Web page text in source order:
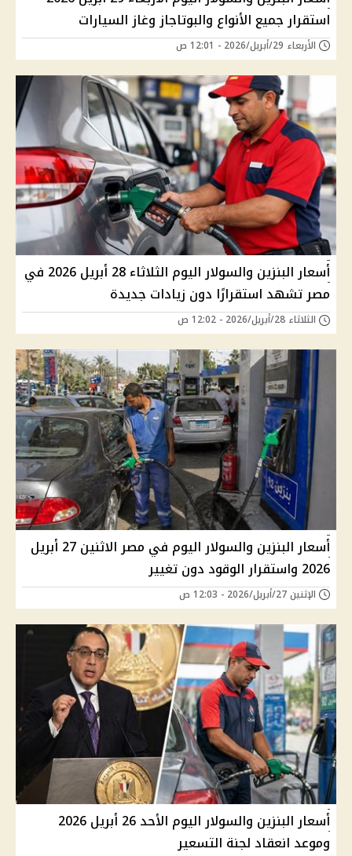
استقرار جميع الأنواع والبوتاجاز وغاز السيارات
الأربعاء 29/أبريل/2026 - 12:01 ص
أسعار البنزين والسولار اليوم الثلاثاء 28 أبريل 2026 في
مصر تشهد استقرارًا دون زيادات جديدة
الثلاثاء 28/أبريل/2026 - 12:02 ص
أسعار البنزين والسولار اليوم في مصر الاثنين 27 أبريل
2026 واستقرار الوقود دون تغيير
الإثنين 27/أبريل/2026 - 12:03 ص
أسعار البنزين والسولار اليوم الأحد 26 أبريل 2026
وموعد انعقاد لجنة التسعير